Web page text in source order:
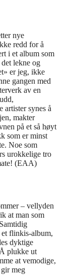
nye
redd for å
i et album som
lekne og
er jeg, ikke
gangen med
av en
artister synes å
makter
på et så høyt
som er minst
Noe som
urokkelige tro
(EAA)
– vellyden
at man som
flinkis-album,
dyktige
plukke ut
at vemodige,
meg